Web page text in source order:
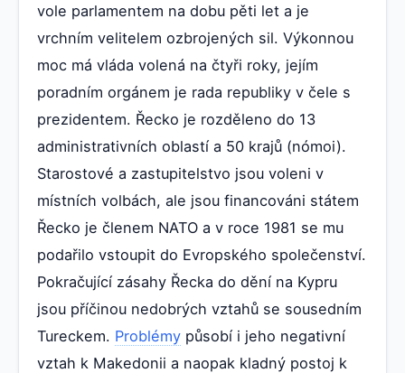
vole parlamentem na dobu pěti let a je
vrchním velitelem ozbrojených sil. Výkonnou
moc má vláda volená na čtyři roky, jejím
poradním orgánem je rada republiky v čele s
prezidentem. Řecko je rozděleno do 13
administrativních oblastí a 50 krajů (nómoi).
Starostové a zastupitelstvo jsou voleni v
místních volbách, ale jsou financováni státem
Řecko je členem NATO a v roce 1981 se mu
podařilo vstoupit do Evropského společenství.
Pokračující zásahy Řecka do dění na Kypru
jsou příčinou nedobrých vztahů se sousedním
Tureckem. Problémy působí i jeho negativní
vztah k Makedonii a naopak kladný postoj k